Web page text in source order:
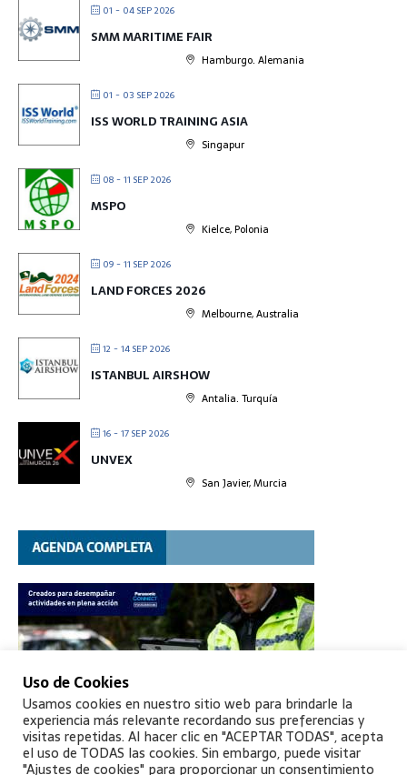
01 - 04 SEP 2026
SMM MARITIME FAIR
Hamburgo. Alemania
01 - 03 SEP 2026
ISS WORLD TRAINING ASIA
Singapur
08 - 11 SEP 2026
MSPO
Kielce, Polonia
09 - 11 SEP 2026
LAND FORCES 2026
Melbourne, Australia
12 - 14 SEP 2026
ISTANBUL AIRSHOW
Antalia. Turquía
16 - 17 SEP 2026
UNVEX
San Javier, Murcia
Uso de Cookies
Usamos cookies en nuestro sitio web para brindarle la
experiencia más relevante recordando sus preferencias y
visitas repetidas. Al hacer clic en "ACEPTAR TODAS", acepta
el uso de TODAS las cookies. Sin embargo, puede visitar
"Ajustes de cookies" para proporcionar un consentimiento